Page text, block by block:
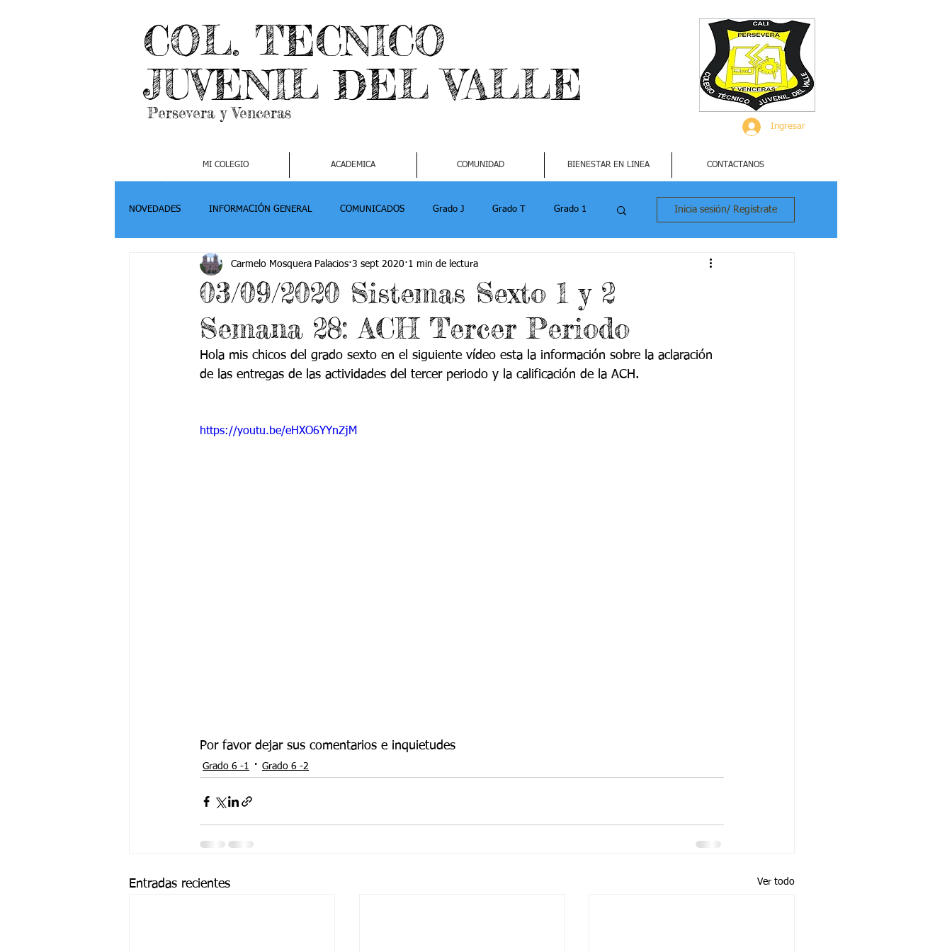
COL. TECNICO
JUVENIL DEL VALLE
Persevera y Venceras
Ingresar
MI COLEGIO ACADEMICA COMUNIDAD BIENESTAR EN LINEA CONTACTANOS
NOVEDADES INFORMACIÓN GENERAL COMUNICADOS Grado J Grado T Grado 1
Grado 3 Grado 4-1 Grado 4-2 Grado 5 -1
Grado 6 -1 Grado 6 -2 Grado 7 -1 Grado 7 -2 Grado 8 -1 Grado 8 -2
Grado 9 -1 Grado 9 -2 Grado 10 -1 Grado 10 -2 Grado 11
PSICOLOGÍA INSTITUCIONAL Deportes
Inicia sesión/ Regístrate
03/09/2020 Sistemas Sexto 1 y 2
Semana 28: ACH Tercer Periodo
Carmelo Mosquera Palacios 3 sept 2020 1 min de lectura
Hola mis chicos del grado sexto en el siguiente vídeo esta la información sobre la aclaración
de las entregas de las actividades del tercer periodo y la calificación de la ACH.
https://youtu.be/eHXO6YYnZjM
Por favor dejar sus comentarios e inquietudes
Grado 6 -1 Grado 6 -2
Entradas recientes Ver todo